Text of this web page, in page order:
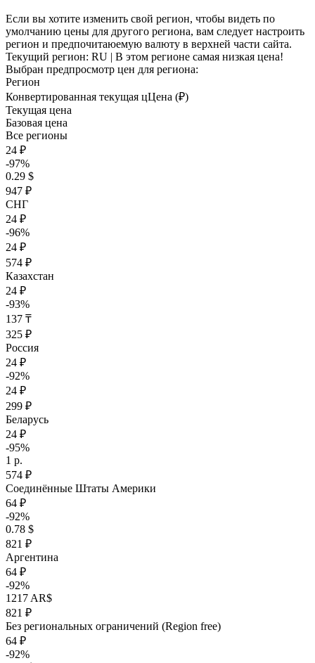
Если вы хотите изменить свой регион, чтобы видеть по
умолчанию цены для другого региона, вам следует настроить
регион и предпочитаюемую валюту в верхней части сайта.
Текущий регион: RU | В этом регионе самая низкая цена!
Выбран предпросмотр цен для региона:
Регион
Конвертированная текущая цЦена (₽)
Текущая цена
Базовая цена
Все регионы
24 ₽
-97%
0.29 $
947 ₽
СНГ
24 ₽
-96%
24 ₽
574 ₽
Казахстан
24 ₽
-93%
137 ₸
325 ₽
Россия
24 ₽
-92%
24 ₽
299 ₽
Беларусь
24 ₽
-95%
1 р.
574 ₽
Соединённые Штаты Америки
64 ₽
-92%
0.78 $
821 ₽
Аргентина
64 ₽
-92%
1217 AR$
821 ₽
Без региональных ограничений (Region free)
64 ₽
-92%